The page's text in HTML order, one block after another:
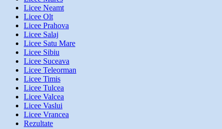
Licee Neamt
Licee Olt
Licee Prahova
Licee Salaj
Licee Satu Mare
Licee Sibiu
Licee Suceava
Licee Teleorman
Licee Timis
Licee Tulcea
Licee Valcea
Licee Vaslui
Licee Vrancea
Rezultate